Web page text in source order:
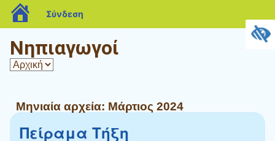
Νηπιαγωγοί
Μηνιαία αρχεία: Μάρτιος 2024
Πείραμα Τήξη
blogs.sch.gr
Σύνδεση